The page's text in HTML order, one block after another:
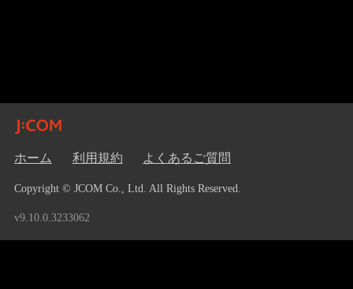
ホーム 利用規約 よくあるご質問
Copyright © JCOM Co., Ltd. All Rights Reserved.
v9.10.0.3233062